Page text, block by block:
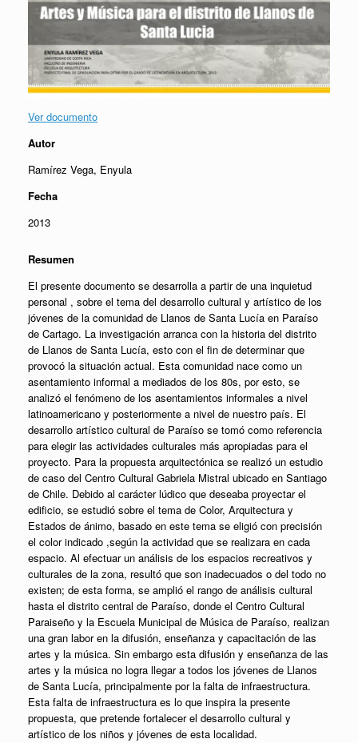
Ver documento
Autor
Ramírez Vega, Enyula
Fecha
2013
Resumen
El presente documento se desarrolla a partir de una inquietud
personal , sobre el tema del desarrollo cultural y artístico de los
jóvenes de la comunidad de Llanos de Santa Lucía en Paraíso
de Cartago. La investigación arranca con la historia del distrito
de Llanos de Santa Lucía, esto con el fin de determinar que
provocó la situación actual. Esta comunidad nace como un
asentamiento informal a mediados de los 80s, por esto, se
analizó el fenómeno de los asentamientos informales a nivel
latinoamericano y posteriormente a nivel de nuestro país. El
desarrollo artístico cultural de Paraíso se tomó como referencia
para elegir las actividades culturales más apropiadas para el
proyecto. Para la propuesta arquitectónica se realizó un estudio
de caso del Centro Cultural Gabriela Mistral ubicado en Santiago
de Chile. Debido al carácter lúdico que deseaba proyectar el
edificio, se estudió sobre el tema de Color, Arquitectura y
Estados de ánimo, basado en este tema se eligió con precisión
el color indicado ,según la actividad que se realizara en cada
espacio. Al efectuar un análisis de los espacios recreativos y
culturales de la zona, resultó que son inadecuados o del todo no
existen; de esta forma, se amplió el rango de análisis cultural
hasta el distrito central de Paraíso, donde el Centro Cultural
Paraiseño y la Escuela Municipal de Música de Paraíso, realizan
una gran labor en la difusión, enseñanza y capacitación de las
artes y la música. Sin embargo esta difusión y enseñanza de las
artes y la música no logra llegar a todos los jóvenes de Llanos
de Santa Lucía, principalmente por la falta de infraestructura.
Esta falta de infraestructura es lo que inspira la presente
propuesta, que pretende fortalecer el desarrollo cultural y
artístico de los niños y jóvenes de esta localidad.